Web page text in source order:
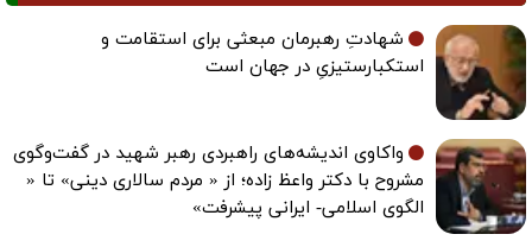
شهادتِ رهبرمان مبعثی برای استقامت و
استکبارستیزیِ در جهان است
واکاوی اندیشه‌های راهبردی رهبر شهید در گفت‌وگوی
مشروح با دکتر واعظ زاده؛ از « مردم سالاری دینی» تا «
الگوی اسلامی- ایرانی پیشرفت»